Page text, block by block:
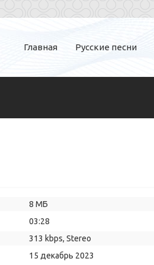
Главная Русские песни
8 МБ
03:28
313 kbps, Stereo
15 декабрь 2023